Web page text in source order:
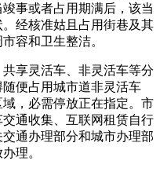
事或者占用期满后，该当
经核准姑且占用街巷及其
容和卫生整洁。
享灵活车、非灵活车等分
便占用城市道非灵活车
，必需停放正在指定。市
通收集、互联网租赁自行
通办理部分和城市办理部
理。